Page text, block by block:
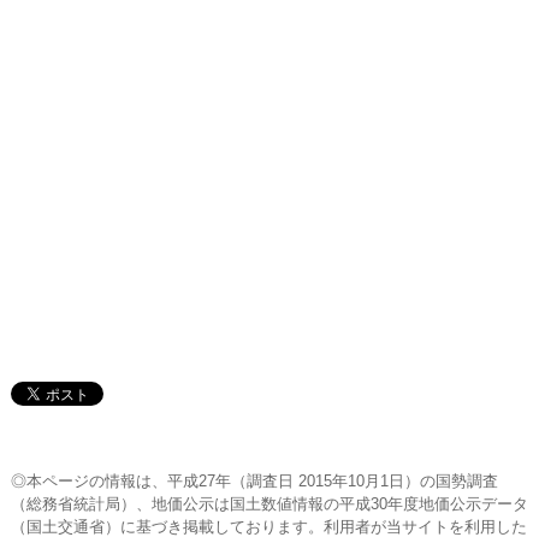
◎本ページの情報は、平成27年（調査日 2015年10月1日）の国勢調査
（総務省統計局）、地価公示は国土数値情報の平成30年度地価公示データ
（国土交通省）に基づき掲載しております。利用者が当サイトを利用した